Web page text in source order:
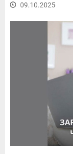
09.10.2025